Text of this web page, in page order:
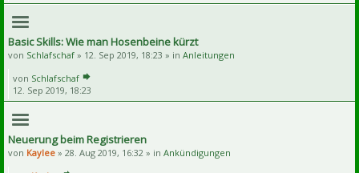
Basic Skills: Wie man Hosenbeine kürzt
von Schlafschaf » 12. Sep 2019, 18:23 » in Anleitungen
von Schlafschaf
12. Sep 2019, 18:23
Neuerung beim Registrieren
von Kaylee » 28. Aug 2019, 16:32 » in Ankündigungen